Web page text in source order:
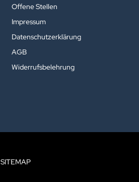
Offene Stellen
Impressum
Datenschutzerklärung
AGB
Widerrufsbelehrung
SITEMAP